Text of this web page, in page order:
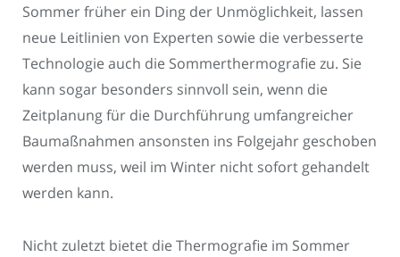
Sommer früher ein Ding der Unmöglichkeit, lassen
neue Leitlinien von Experten sowie die verbesserte
Technologie auch die Sommerthermografie zu. Sie
kann sogar besonders sinnvoll sein, wenn die
Zeitplanung für die Durchführung umfangreicher
Baumaßnahmen ansonsten ins Folgejahr geschoben
werden muss, weil im Winter nicht sofort gehandelt
werden kann.
Nicht zuletzt bietet die Thermografie im Sommer